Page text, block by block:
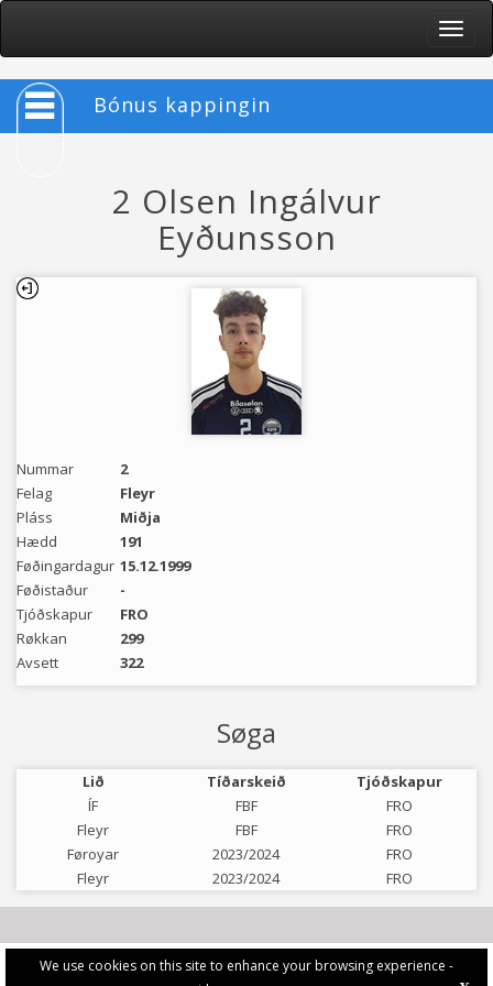
We use cookies on this site to enhance your browsing experience -
Toggle
Bónus kappingin
2 Olsen Ingálvur
Eyðunsson
Nummar
2
Felag
Fleyr
Pláss
Miðja
Hædd
191
Føðingardagur 15.12.1999
Føðistaður
-
Tjóðskapur
FRO
Røkkan
299
Avsett
322
Søga
Lið Tíðarskeið
Tjóðskapur
ÍF
FBF
FRO
Fleyr
FBF
FRO
Føroyar
2023/2024
FRO
Fleyr
2023/2024 FRO